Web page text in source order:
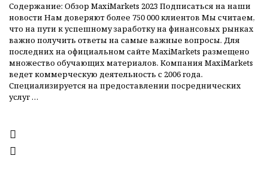
Содержание: Обзор MaxiMarkets 2023 Подписаться на наши
новости Нам доверяют более 750 000 клиентов Мы считаем,
что на пути к успешному заработку на финансовых рынках
важно получить ответы на самые важные вопросы. Для
последних на официальном сайте MaxiMarkets размещено
множество обучающих материалов. Компания MaxiMarkets
ведет коммерческую деятельность с 2006 года.
Специализируется на предоставлении посреднических
услуг …